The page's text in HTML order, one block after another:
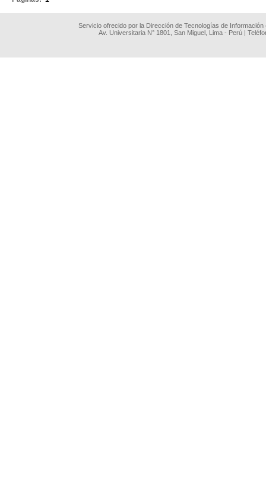
Servicio ofrecido por la Dirección de Tecnologías de
Av. Universitaria N° 1801, San Miguel, Lima - Perú |